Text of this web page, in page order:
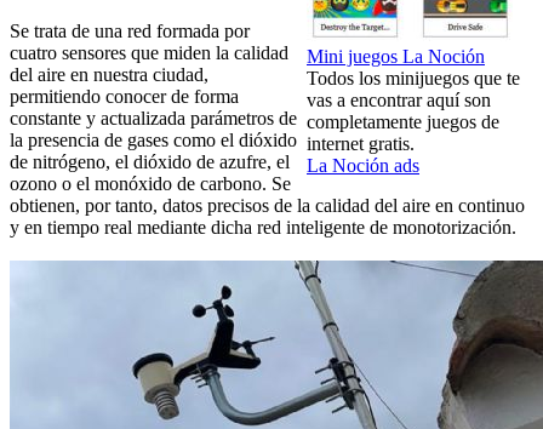
Mini juegos La Noción
Todos los minijuegos que te
vas a encontrar aquí son
completamente juegos de
internet gratis.
La Noción ads
Se trata de una red formada por
cuatro sensores que miden la calidad
del aire en nuestra ciudad,
permitiendo conocer de forma
constante y actualizada parámetros de
la presencia de gases como el dióxido
de nitrógeno, el dióxido de azufre, el
ozono o el monóxido de carbono. Se
obtienen, por tanto, datos precisos de la calidad del aire en continuo
y en tiempo real mediante dicha red inteligente de monotorización.